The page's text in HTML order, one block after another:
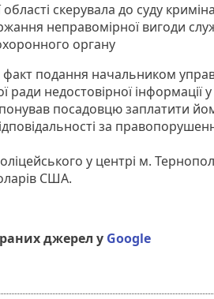
скерувала до суду
неправомірної вигоди
органу
факт подання начальником
ради недостовірної інформації
посадовцю заплатити
за
у центрі м.
США.
джерел у Google